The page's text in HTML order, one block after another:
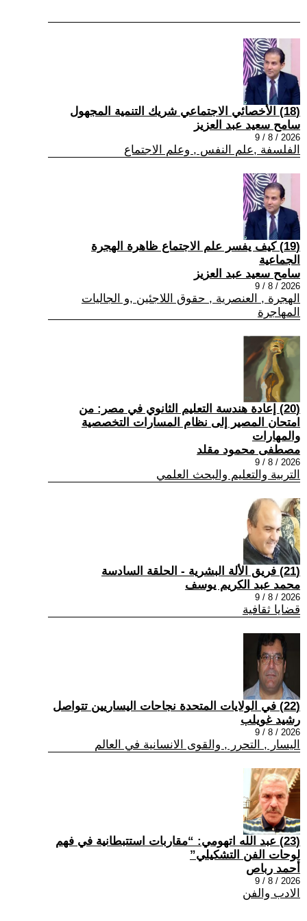
(18) الأخصائي الاجتماعي شريك التنمية المجهول
سامح سعيد عبد العزيز
2026 / 8 / 9
الفلسفة ,علم النفس , وعلم الاجتماع
(19) كيف يفسر علم الاجتماع ظاهرة الهجرة
الجماعية
سامح سعيد عبد العزيز
2026 / 8 / 9
الهجرة , العنصرية , حقوق اللاجئين ,و الجاليات
المهاجرة
(20) إعادة هندسة التعليم الثانوي في مصر: من
امتحان المصير إلى نظام المسارات التخصصية
والمهارات
مصطفى محمود مقلد
2026 / 8 / 9
التربية والتعليم والبحث العلمي
(21) فريق الألة البشرية - الحلقة السادسة
محمد عبد الكريم يوسف
2026 / 8 / 9
قضايا ثقافية
(22) في الولايات المتحدة نجاحات اليساريين تتواصل
رشيد غويلب
2026 / 8 / 9
اليسار , التحرر , والقوى الانسانية في العالم
(23) عبد الله اتهومي: “مقاربات استتبطانية في فهم
لوحات الفن التشكيلي”
أحمد رباص
2026 / 8 / 9
الادب والفن